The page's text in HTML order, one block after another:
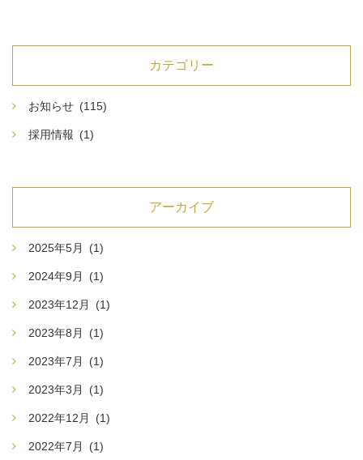
カテゴリー
お知らせ (115)
採用情報 (1)
アーカイブ
2025年5月 (1)
2024年9月 (1)
2023年12月 (1)
2023年8月 (1)
2023年7月 (1)
2023年3月 (1)
2022年12月 (1)
2022年7月 (1)